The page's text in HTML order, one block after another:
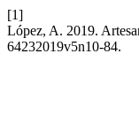
[1]
López, A. 2019.
64232019v5n10-84.